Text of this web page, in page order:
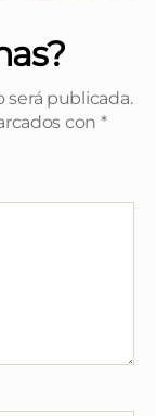
será publicada.
con *